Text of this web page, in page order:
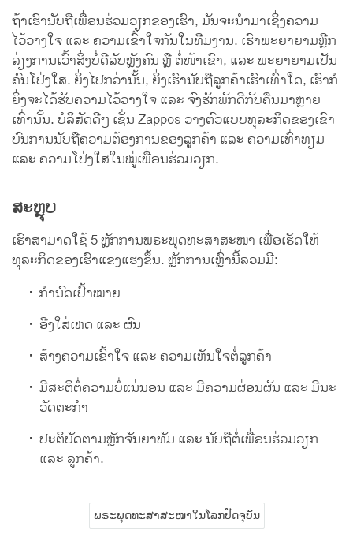
ຖ້າເຮົານັບຖືເພື່ອນຮ່ວມວຽກຂອງເຮົາ, ມັນຈະນຳມາເຊິ່ງຄວາມ
ໄວ້ວາງໃຈ ແລະ ຄວາມເຂົ້າໃຈກັນໃນທີມງານ. ເຮົາພະຍາຍາມຫຼີກ
ລ່ຽງການເວົ້າສິ່ງບໍ່ດີລັບຫຼັງຄົນ ຫຼື ຕໍ່ໜ້າເຂົາ, ແລະ ພະຍາຍາມເປັນ
ຄົນໂປ່ງໃສ. ຍິ່ງໄປກວ່ານັ້ນ, ຍິ່ງເຮົານັບຖືລູກຄ້າເຮົາເທົ່າໃດ, ເຮົາກໍ
ຍິ່ງຈະໄດ້ຮັບຄວາມໄວ້ວາງໃຈ ແລະ ຈົງຮັກພັກດີກັບຄືນມາຫຼາຍ
ເທົ່ານັ້ນ. ບໍລິສັດດີໆ ເຊັ່ນ Zappos ວາງຕົວແບບທຸລະກິດຂອງເຂົາ
ບົນການນັບຖືຄວາມຕ້ອງການຂອງລູກຄ້າ ແລະ ຄວາມເທົ່າທຽມ
ແລະ ຄວາມໂປ່ງໃສໃນໝູ່ເພື່ອນຮ່ວມວຽກ.
ສະຫຼຸບ
ເຮົາສາມາດໃຊ້ 5 ຫຼັກການພຣະພຸດທະສາສະໜາ ເພື່ອເຮັດໃຫ້
ທຸລະກິດຂອງເຮົາແຂງແຮງຂຶ້ນ. ຫຼັກການເຫຼົ່ານີ້ລວມມີ:
ກຳນົດເປົ້າໝາຍ
ອີງໃສ່ເຫດ ແລະ ຜົນ
ສ້າງຄວາມເຂົ້າໃຈ ແລະ ຄວາມເຫັນໃຈຕໍ່ລູກຄ້າ
ມີສະຕິຕໍ່ຄວາມບໍ່ແນ່ນອນ ແລະ ມີຄວາມຜ່ອນຜັນ ແລະ ມີນະ
ວັດຕະກຳ
ປະຕິບັດຕາມຫຼັກຈັນຍາທັມ ແລະ ນັບຖືຕໍ່ເພື່ອນຮ່ວມວຽກ
ແລະ ລູກຄ້າ.
ພຣະພຸດທະສາສະໜາໃນໂລກປັດຈຸບັນ